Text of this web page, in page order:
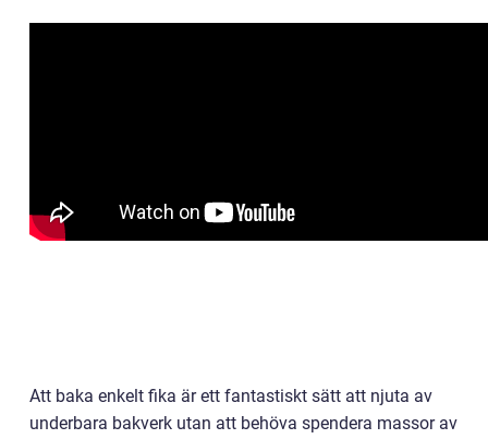
Att baka enkelt fika är ett fantastiskt sätt att njuta av
underbara bakverk utan att behöva spendera massor av